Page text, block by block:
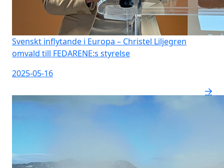
Svenskt inflytande i Europa – Christel Liljegren
omvald till FEDARENE:s styrelse
2025-05-16